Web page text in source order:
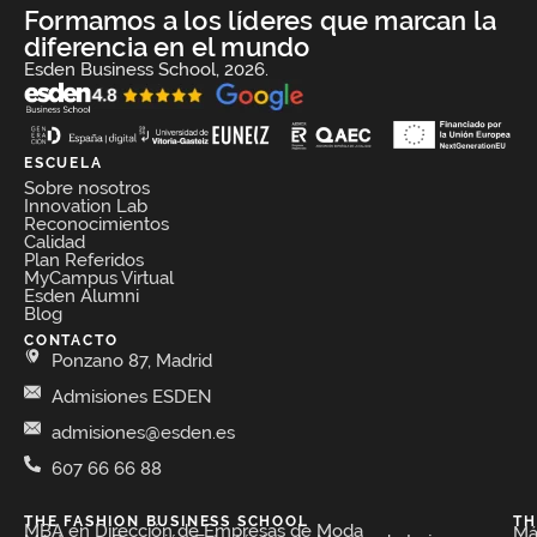
Formamos a los líderes que marcan la
diferencia en el mundo
Esden Business School, 2026.
ESCUELA
Sobre nosotros
Innovation Lab
Reconocimientos
Calidad
Plan Referidos
MyCampus Virtual
Esden Alumni
Blog
CONTACTO
Ponzano 87, Madrid
Admisiones ESDEN
admisiones@esden.es
607 66 66 88
THE FASHION BUSINESS SCHOOL​
MBA en Dirección de Empresas de Moda​